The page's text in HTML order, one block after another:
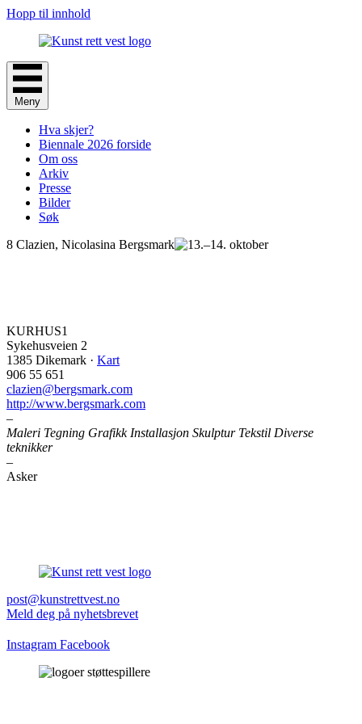
Hopp til innhold
Meny
Hva skjer?
Biennale 2026 forside
Om oss
Arkiv
Presse
Bilder
Søk
8 Clazien, Nicolasina Bergsmark
KURHUS1
Sykehusveien 2
1385 Dikemark · Kart
906 55 651
clazien@bergsmark.com
http://www.bergsmark.com
–
Maleri Tegning Grafikk Installasjon Skulptur Tekstil Diverse
teknikker
–
Asker
post@kunstrettvest.no
Meld deg på nyhetsbrevet
Instagram Facebook